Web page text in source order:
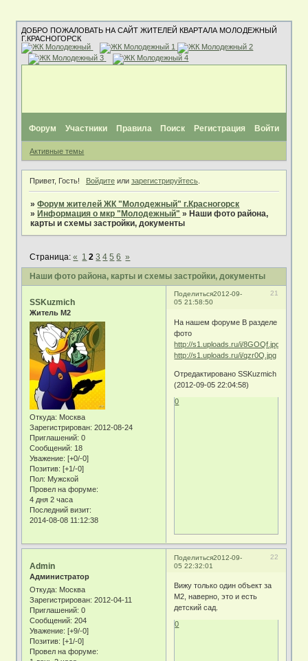
ДОБРО ПОЖАЛОВАТЬ НА САЙТ ЖИТЕЛЕЙ КВАРТАЛА МОЛОДЕЖНЫЙ
Г.КРАСНОГОРСК
Форум Участники Правила Поиск Регистрация Войти
Активные темы
Привет, Гость! Войдитеили зарегистрируйтесь.
»Форум жителей ЖК "Молодежный" г.Красногорск
» Информация о мкр "Молодежный" » Наши фото района,
карты и схемы застройки, документы
Наши фото района, карты и схемы застройки, документы
Страница:« 1 2 3 4 5 6 »
Поделиться 21
2012-09-
05 21:58:50
SSKuzmich
Житель М2
Откуда: Москва
Зарегистрирован: 2012-08-24
Приглашений: 0
Сообщений: 18
Уважение: [+0/-0]
Позитив: [+1/-0]
Пол: Мужской
Провел на форуме:
4 дня 2 часа
Последний визит:
2014-08-08 11:12:38
На нашем форуме В разделе
фото
http://s1.uploads.ru/i/8GOQf.jpg
http://s1.uploads.ru/i/qzr0Q.jpg
Отредактировано SSKuzmich
(2012-09-05 22:04:58)
0
Поделиться 22
2012-09-
05 22:32:01
Admin
Администратор
Откуда: Москва
Зарегистрирован: 2012-04-11
Приглашений: 0
Сообщений: 204
Уважение: [+9/-0]
Позитив: [+1/-0]
Провел на форуме:
Вижу только один объект за
М2, наверно, это и есть
детский сад.
0